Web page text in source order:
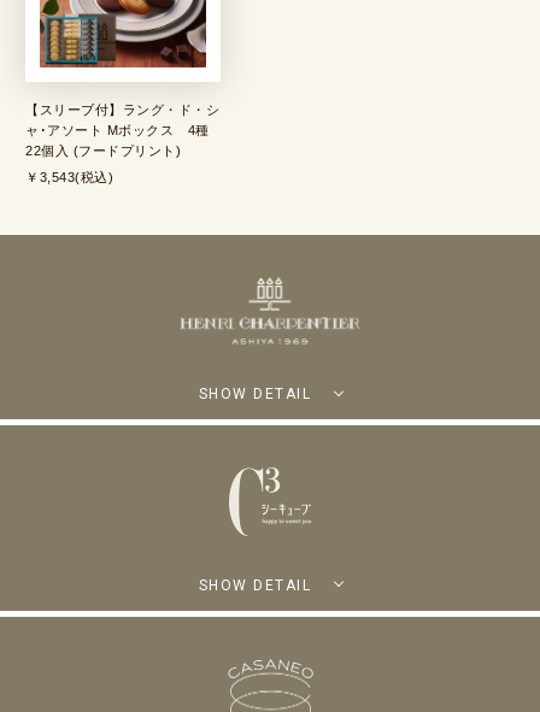
【スリーブ付】ラング・ド・シ
ャ･アソート Mボックス 4種
22個入 (フードプリント)
￥3,543(税込)
SHOW DETAIL
SHOW DETAIL